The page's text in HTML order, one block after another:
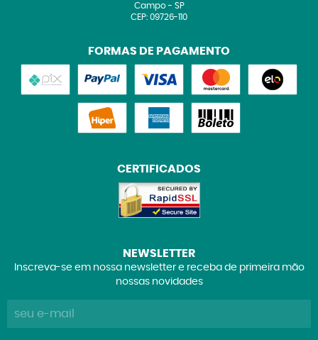
Campo- SP
CEP: 09726-110
FORMAS DE PAGAMENTO
CERTIFICADOS
NEWSLETTER
Inscreva-se em nossa newsletter e receba de primeira mão
nossas novidades